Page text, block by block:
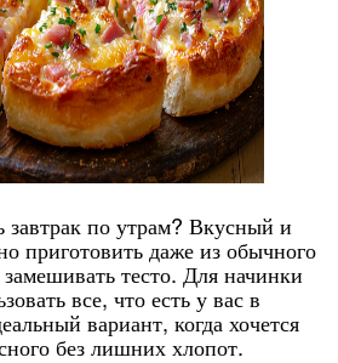
завтрак по утрам? Вкусный и
приготовить даже из обычного
тесто. Для начинки
все, что есть у вас в
вариант, когда хочется
без лишних хлопот.